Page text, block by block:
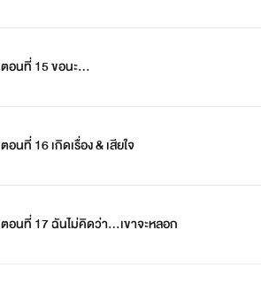
ตอนที่ 15 ขอนะ...
ตอนที่ 16 เกิดเรื่อง & เสียใจ
ตอนที่ 17 ฉันไม่คิดว่า...เขาจะหลอก